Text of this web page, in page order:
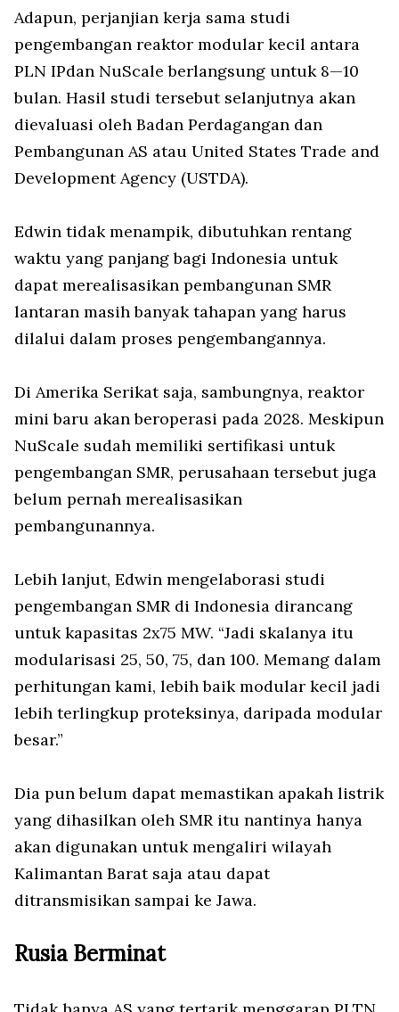
Adapun, perjanjian kerja sama studi
pengembangan reaktor modular kecil antara
PLN IPdan NuScale berlangsung untuk 8—10
bulan. Hasil studi tersebut selanjutnya akan
dievaluasi oleh Badan Perdagangan dan
Pembangunan AS atau United States Trade and
Development Agency (USTDA).
Edwin tidak menampik, dibutuhkan rentang
waktu yang panjang bagi Indonesia untuk
dapat merealisasikan pembangunan SMR
lantaran masih banyak tahapan yang harus
dilalui dalam proses pengembangannya.
Di Amerika Serikat saja, sambungnya, reaktor
mini baru akan beroperasi pada 2028. Meskipun
NuScale sudah memiliki sertifikasi untuk
pengembangan SMR, perusahaan tersebut juga
belum pernah merealisasikan
pembangunannya.
Lebih lanjut, Edwin mengelaborasi studi
pengembangan SMR di Indonesia dirancang
untuk kapasitas 2x75 MW. “Jadi skalanya itu
modularisasi 25, 50, 75, dan 100. Memang dalam
perhitungan kami, lebih baik modular kecil jadi
lebih terlingkup proteksinya, daripada modular
besar.”
Dia pun belum dapat memastikan apakah listrik
yang dihasilkan oleh SMR itu nantinya hanya
akan digunakan untuk mengaliri wilayah
Kalimantan Barat saja atau dapat
ditransmisikan sampai ke Jawa.
Rusia Berminat